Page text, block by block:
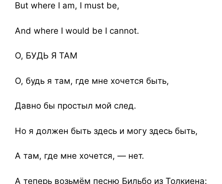
But where I am, I must be,
And where I would be I cannot.
О, БУДЬ Я ТАМ
О, будь я там, где мне хочется быть,
Давно бы простыл мой след.
Но я должен быть здесь и могу здесь быть,
А там, где мне хочется, — нет.
А теперь возьмём песню Бильбо из Толкиена: